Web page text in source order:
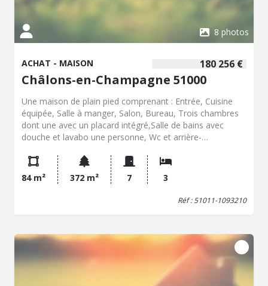
8 photos
180 256 €
ACHAT - MAISON
Châlons-en-Champagne 51000
Une maison de plain pied comprenant : Entrée, Cuisine
équipée, Salle à manger, Salon, Bureau, Trois chambres
dont une avec un placard intégré,Salle de bains avec
douche et lavabo une personne, Wc et arrière-
84 m² 372 m² 7 3
Réf : 51011-1093210